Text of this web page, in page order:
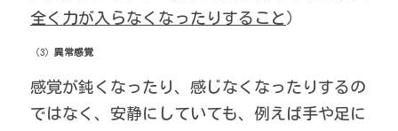
全く力が入らなくなったりすること）
（3） 異常感覚
感覚が鈍くなったり、感じなくなったりするの
ではなく、安静にしていても、例えば手や足に